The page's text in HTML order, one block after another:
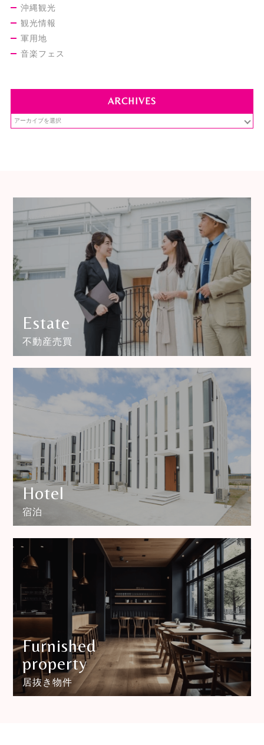
沖縄観光
観光情報
軍用地
音楽フェス
ARCHIVES
Estate
不動産売買
Hotel
宿泊
Furnished
property
居抜き物件